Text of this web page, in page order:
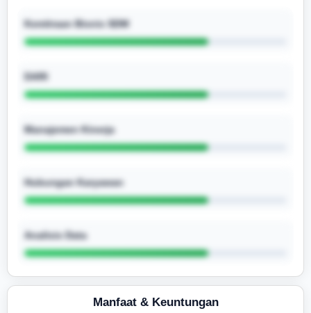
Kemitraan Bisnis SDM
DARI
Manajemen Kinerja
Hubungan Karyawan
Analisis Data
Manfaat & Keuntungan